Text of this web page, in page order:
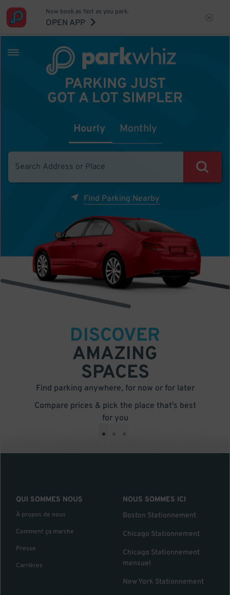
Now book as fast as you park.
OPEN APP
PARKING JUST
GOT A LOT SIMPLER
Hourly Monthly
Find Parking Nearby
DISCOVER
AMAZING
SPACES
Find parking anywhere, for now or for later
Compare prices & pick the place that’s best
for you
• • •
QUI SOMMES NOUS
À propos de nous
Comment ça marche
Presse
Carrières
NOUS SOMMES ICI
Boston Stationnement
Chicago Stationnement
Chicago Stationnement
mensuel
New York Stationnement